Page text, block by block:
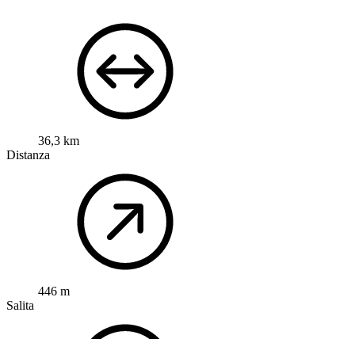
36,3 km
Distanza
446 m
Salita